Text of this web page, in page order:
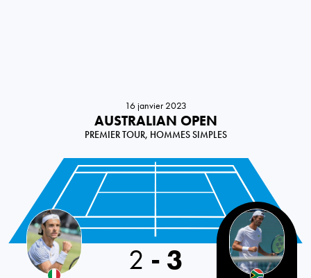
16 janvier 2023
AUSTRALIAN OPEN
PREMIER TOUR, HOMMES SIMPLES
Italy
2 - 3